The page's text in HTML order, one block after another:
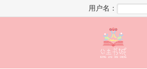
用户名：